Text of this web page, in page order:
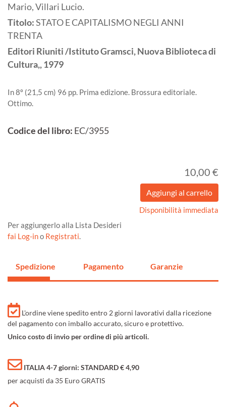
Mario, Villari Lucio.
Titolo:STATO E CAPITALISMO NEGLI ANNI
TRENTA
Editori Riuniti /Istituto Gramsci, Nuova Biblioteca di
Cultura,,1979
In 8º (21,5 cm) 96 pp. Prima edizione. Brossura editoriale.
Ottimo.
Codice del libro: EC/3955
10,00 €
Disponibilità immediata
Per aggiungerlo alla Lista Desideri
fai Log-ino Registrati.
Spedizione Pagamento Garanzie
L'ordine viene spedito entro 2 giorni lavorativi dalla ricezione
del pagamento con imballo accurato, sicuro e protettivo.
Unico costo di invio per ordine di più articoli.
ITALIA 4-7 giorni: STANDARD € 4,90
per acquisti da 35 Euro GRATIS